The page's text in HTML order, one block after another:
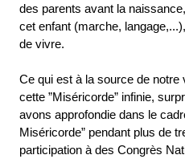
des parents avant la
cet enfant (marche,
de vivre.
Ce qui est à la source de notre
cette ”Miséricorde” infinie,
avons approfondie dans le
Miséricorde” pendant plus de
participation à des Congrès